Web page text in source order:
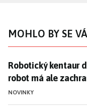
MOHLO BY SE
Robotický kentaur
Robotický kentaur
robot má ale
NOVINKY